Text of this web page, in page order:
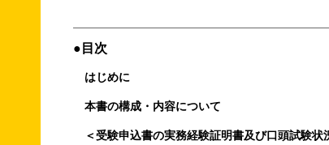
●目次
はじめに
本書の構成・内容について
＜受験申込書の実務経験証明書及び口頭試験状